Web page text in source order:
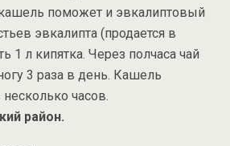
поможет и эвкалиптовый
эвкалипта (продается в
1 л кипятка. Через полчаса чай
3 раза в день. Кашель
часов.
район.